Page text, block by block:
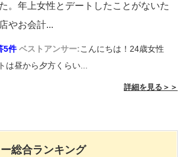
。年上女性とデートしたことがないた
やお会計...
5件 ベストアンサー:こんにちは！24歳女性
は昼から夕方くらい...
詳細を見る＞＞
総合ランキング